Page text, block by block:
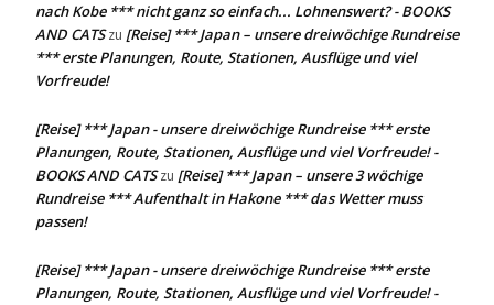
nach Kobe *** nicht ganz so einfach... Lohnenswert? - BOOKS
AND CATSzu [Reise] *** Japan – unsere dreiwöchige Rundreise
*** erste Planungen, Route, Stationen, Ausflüge und viel
Vorfreude!
[Reise] *** Japan - unsere dreiwöchige Rundreise *** erste
Planungen, Route, Stationen, Ausflüge und viel Vorfreude! -
BOOKS AND CATSzu [Reise] *** Japan – unsere 3 wöchige
Rundreise *** Aufenthalt in Hakone *** das Wetter muss
passen!
[Reise] *** Japan - unsere dreiwöchige Rundreise *** erste
Planungen, Route, Stationen, Ausflüge und viel Vorfreude! -